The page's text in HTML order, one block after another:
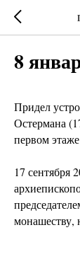
8
Придел
Остермана
первом
17 сентября
монашеству,